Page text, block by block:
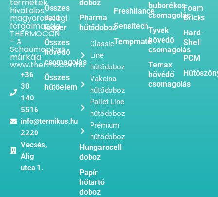
termékek
hivatalos
magyarországi
forgalmazója.
THERMOCON
– A
Schaumaplast
márkája
www.thermocon.hu
+36
30
140
5516
info@termikus.hu
2220
Vecsés,
Alig
utca 1.
Összes
data
logger
Összes
hővédő
csomagolás
Összes
hűtőelem
doboz
Pharma
hűtődoboz
Classic
Line
hűtődoboz
Vakcina
hűtődoboz
Pallet Line
hűtődoboz
Prémium
hűtődoboz
Hungarocell
doboz
Papír
hőtartó
doboz
Freshliance
Sensitech
Tempmate
buborékos
csomagolás
Tyvek
hővédő
csomagolás
Temax
hővédő
csomagolás
Foam
Bricks
Hard-
Shell
PCM